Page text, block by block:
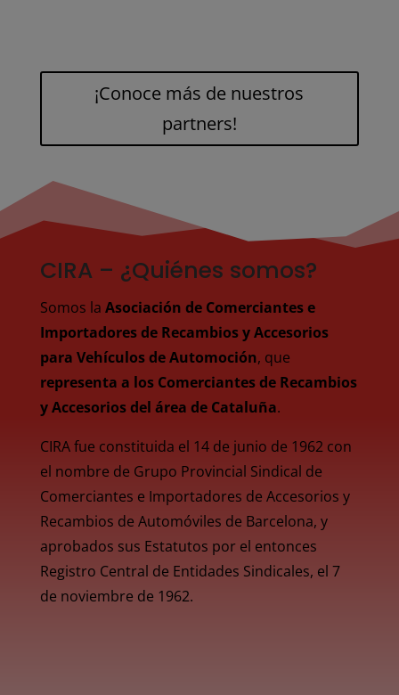
¡Conoce más de nuestros
partners!
CIRA – ¿Quiénes somos?
Somos la Asociación de Comerciantes e
Importadores de Recambios y Accesorios
para Vehículos de Automoción, que
representa a los Comerciantes de Recambios
y Accesorios del área de Cataluña.
CIRA fue constituida el 14 de junio de 1962 con
el nombre de Grupo Provincial Sindical de
Comerciantes e Importadores de Accesorios y
Recambios de Automóviles de Barcelona, y
aprobados sus Estatutos por el entonces
Registro Central de Entidades Sindicales, el 7
de noviembre de 1962.